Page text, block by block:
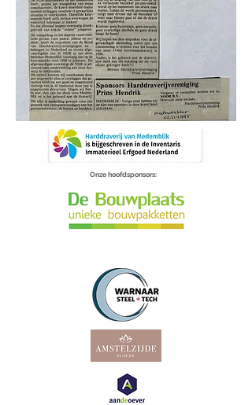
Onze hoofdsponsors: